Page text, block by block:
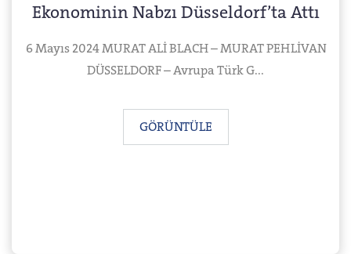
Ekonominin Nabzı Düsseldorf’ta Attı
6 Mayıs 2024 MURAT ALİ BLACH – MURAT PEHLİVAN
DÜSSELDORF – Avrupa Türk G...
GÖRÜNTÜLE